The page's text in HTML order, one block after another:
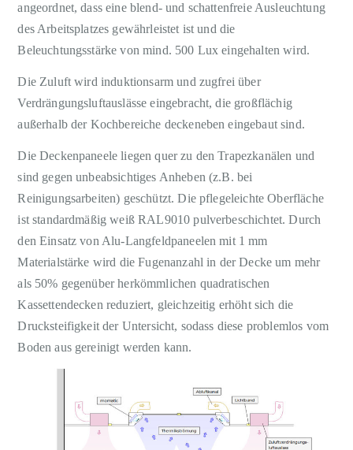
angeordnet, dass eine blend- und schattenfreie Ausleuchtung
des Arbeitsplatzes gewährleistet ist und die
Beleuchtungsstärke von mind. 500 Lux eingehalten wird.
Die Zuluft wird induktionsarm und zugfrei über
Verdrängungsluftauslässe eingebracht, die großflächig
außerhalb der Kochbereiche deckeneben eingebaut sind.
Die Deckenpaneele liegen quer zu den Trapezkanälen und
sind gegen unbeabsichtiges Anheben (z.B. bei
Reinigungsarbeiten) geschützt. Die pflegeleichte Oberfläche
ist standardmäßig weiß RAL9010 pulverbeschichtet. Durch
den Einsatz von Alu-Langfeldpaneelen mit 1 mm
Materialstärke wird die Fugenanzahl in der Decke um mehr
als 50% gegenüber herkömmlichen quadratischen
Kassettendecken reduziert, gleichzeitig erhöht sich die
Drucksteifigkeit der Untersicht, sodass diese problemlos vom
Boden aus gereinigt werden kann.